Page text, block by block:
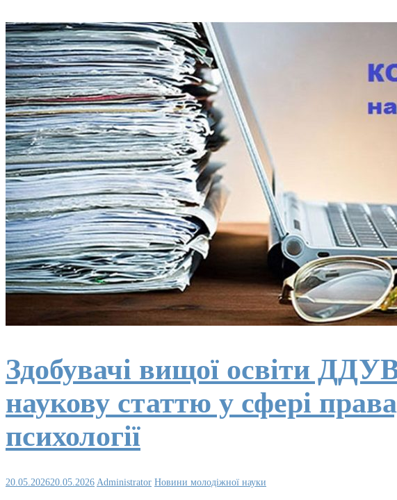
Здобувачі вищої освіти
наукову статтю у сфері
психології
20.05.202620.05.2026 Administrator Новини молодіжної науки